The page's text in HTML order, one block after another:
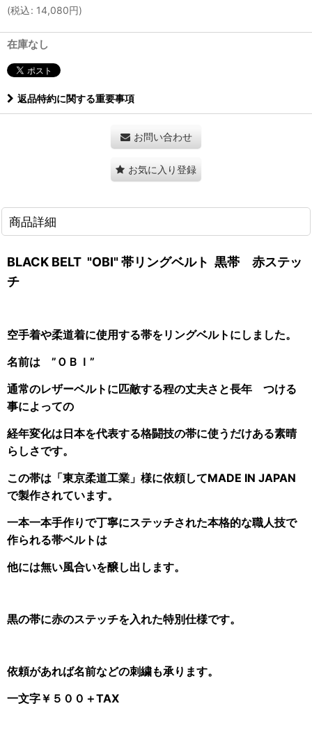
(税込: 14,080円)
在庫なし
返品特約に関する重要事項
お問い合わせ
お気に入り登録
商品詳細
BLACK BELT "OBI" 帯リングベルト 黒帯 赤ステッ
チ
空手着や柔道着に使用する帯をリングベルトにしました。
名前は ”ＯＢＩ”
通常のレザーベルトに匹敵する程の丈夫さと長年 つける
事によっての
経年変化は日本を代表する格闘技の帯に使うだけある素晴
らしさです。
この帯は「東京柔道工業」様に依頼してMADE IN JAPAN
で製作されています。
一本一本手作りで丁寧にステッチされた本格的な職人技で
作られる帯ベルトは
他には無い風合いを醸し出します。
黒の帯に赤のステッチを入れた特別仕様です。
依頼があれば名前などの刺繍も承ります。
一文字￥５００＋TAX